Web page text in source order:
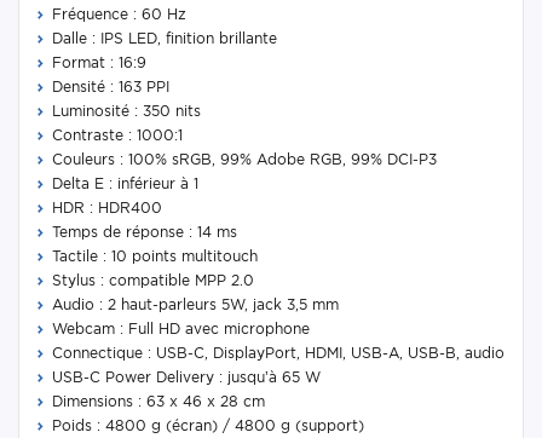
Fréquence : 60 Hz
Dalle : IPS LED, finition brillante
Format : 16:9
Densité : 163 PPI
Luminosité : 350 nits
Contraste : 1000:1
Couleurs : 100% sRGB, 99% Adobe RGB, 99% DCI-P3
Delta E : inférieur à 1
HDR : HDR400
Temps de réponse : 14 ms
Tactile : 10 points multitouch
Stylus : compatible MPP 2.0
Audio : 2 haut-parleurs 5W, jack 3,5 mm
Webcam : Full HD avec microphone
Connectique : USB-C, DisplayPort, HDMI, USB-A, USB-B, audio
USB-C Power Delivery : jusqu’à 65 W
Dimensions : 63 x 46 x 28 cm
Poids : 4800 g (écran) / 4800 g (support)